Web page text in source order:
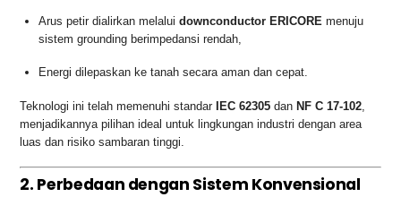
Arus petir dialirkan melaluidownconductor ERICORE menuju
sistem grounding berimpedansi rendah,
Energi dilepaskan ke tanah secara aman dan cepat.
Teknologi ini telah memenuhi standar IEC 62305 dan NF C 17-102,
menjadikannya pilihan ideal untuk lingkungan industri dengan area
luas dan risiko sambaran tinggi.
2. Perbedaan dengan Sistem Konvensional